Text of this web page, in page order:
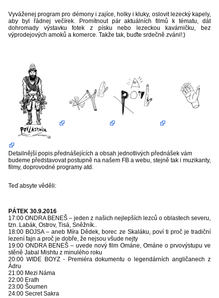
Vyváženej program pro démony i zajíce, holky i kluky, oslovit lezecký kapely,
aby byl řádnej večírek. Promítnout pár aktuálních filmů k tématu, dát
dohromady výstavku fotek z písku nebo lezeckou kavárničku, bez
výprodejových amoků a komerce. Takže tak, buďte srdečně zváni!:)
Detailnější popis přednášejících a obsah jednotlivých přednášek vám
budeme představovat postupně na našem FB a webu, stejně tak i muzikanty,
filmy, doprovodné programy atd.
Teď absyte věděli:
PÁTEK 30.9.2016
17:00 ONDRA BENEŠ – jeden z našich nejlepších lezců o oblastech severu,
tzn. Labák, Ostrov, Tisá, Sněžník..
18:00 BOJSA – aneb Míra Dědek, borec ze Skaláku, poví ti proč je tradiční
lezení fajn a proč je dobře, že nejsou všude nejty
19:00 ONDRA BENEŠ – uvede nový film Ománe, Ománe o prvovýstupu ve
stěně Jabal Mishtu z minulého roku
20:00 WIDE BOYZ - Premiéra dokumentu o legendárních angličanech z
Ádru
21:00 Mezi Náma
22:00 Erath
23:00 Šoumen
24:00 Secret Sakra